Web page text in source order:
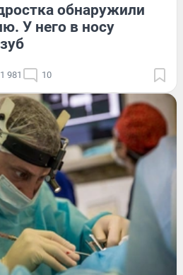
обнаружили
У него в носу
981 10